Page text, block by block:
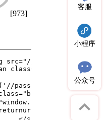
[973]
客服
小程序
公众号